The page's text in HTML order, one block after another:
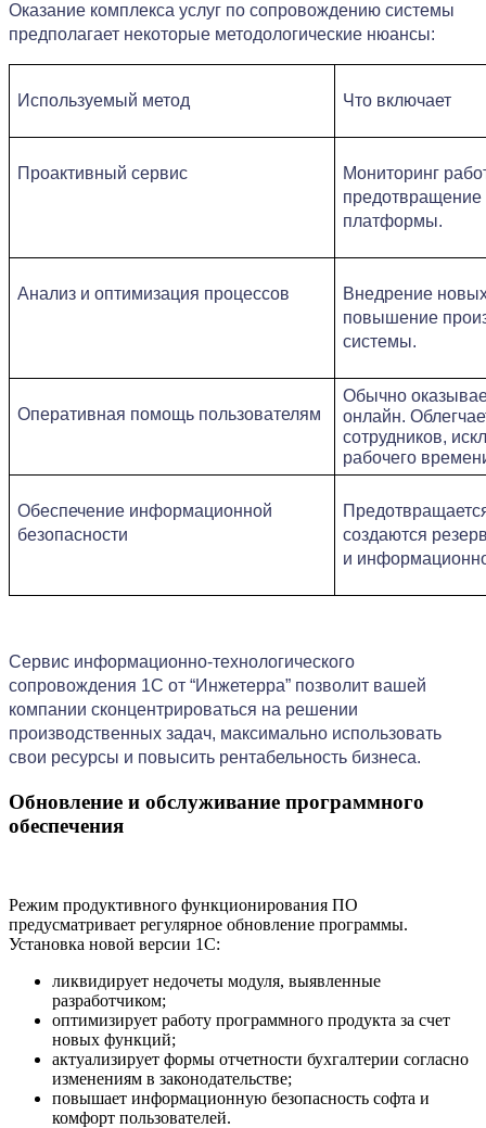
Оказание комплекса услуг по сопровождению системы
предполагает некоторые методологические нюансы:
Используемый метод Что включает
Проактивный сервис
Мониторинг
предотвращение
платформы.
Анализ и оптимизация процессов
Внедрение
повышение
системы.
Оперативная помощь пользователям
Обычно
онлайн.
сотрудников,
рабочего
Обеспечение информационной
безопасности
создаются
и
Сервис информационно-технологического
сопровождения 1С от “Инжетерра” позволит вашей
компании сконцентрироваться на решении
производственных задач, максимально использовать
свои ресурсы и повысить рентабельность бизнеса.
Обновление и обслуживание программного
обеспечения
Режим продуктивного функционирования ПО
предусматривает регулярное обновление программы.
Установка новой версии 1C:
ликвидирует недочеты модуля, выявленные
разработчиком;
оптимизирует работу программного продукта за счет
новых функций;
актуализирует формы отчетности бухгалтерии согласно
изменениям в законодательстве;
повышает информационную безопасность софта и
комфорт пользователей.